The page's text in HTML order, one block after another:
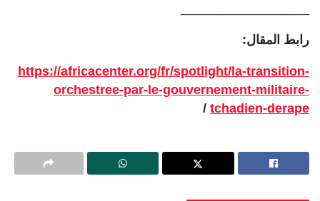
رابط المقال:
https://africacenter.org/fr/spotlight/la-transition-
orchestree-par-le-gouvernement-militaire-
tchadien-derape
/